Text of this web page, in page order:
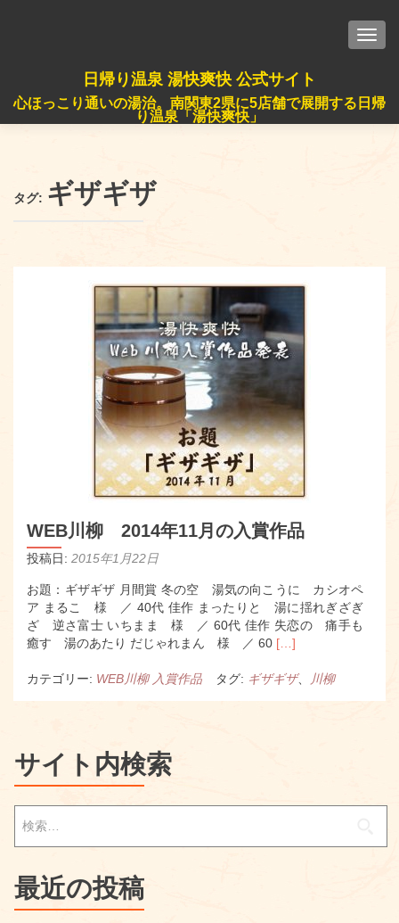
日帰り温泉 湯快爽快 公式サイト
心ほっこり通いの湯治。南関東2県に5店舗で展開する日帰
り温泉「湯快爽快」
タグ: ギザギザ
WEB川柳 2014年11月の入賞作品
投稿日: 2015年1月22日
お題：ギザギザ 月間賞 冬の空 湯気の向こうに カシオペ
ア まるこ 様 ／ 40代 佳作 まったりと 湯に揺れぎざぎ
ざ 逆さ富士 いちまま 様 ／ 60代 佳作 失恋の 痛手も
癒す 湯のあたり だじゃれまん 様 ／ 60 Read
about
月
[…]
カテゴリー: WEB川柳 入賞作品 タグ: ギザギザ、 川柳
サイト内検索
索:
最近の投稿